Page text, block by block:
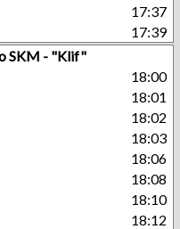
17:37
17:39
SKM - "Klif"
18:00
18:01
18:02
18:03
18:06
18:08
18:10
18:12